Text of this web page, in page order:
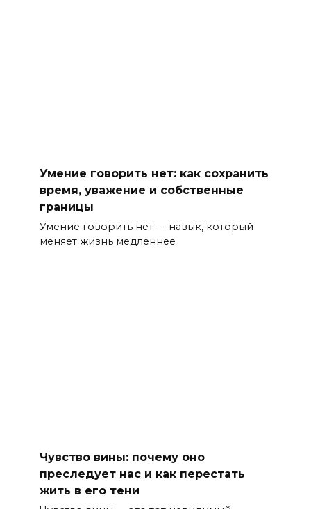
Умение говорить нет: как сохранить
время, уважение и собственные
границы
Умение говорить нет — навык, который
меняет жизнь медленнее
Чувство вины: почему оно
преследует нас и как перестать
жить в его тени